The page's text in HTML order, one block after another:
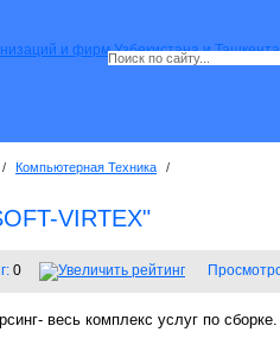
/ Компьютерная Техника /
VIRTEX"
0
весь комплекс услуг по